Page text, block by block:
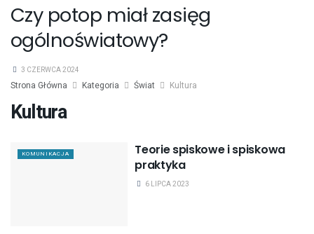
Czy potop miał zasięg
ogólnoświatowy?
3 CZERWCA 2024
Strona Główna Kategoria Świat Kultura
Kultura
KOMUNIKACJA
Teorie spiskowe i spiskowa
praktyka
6 LIPCA 2023